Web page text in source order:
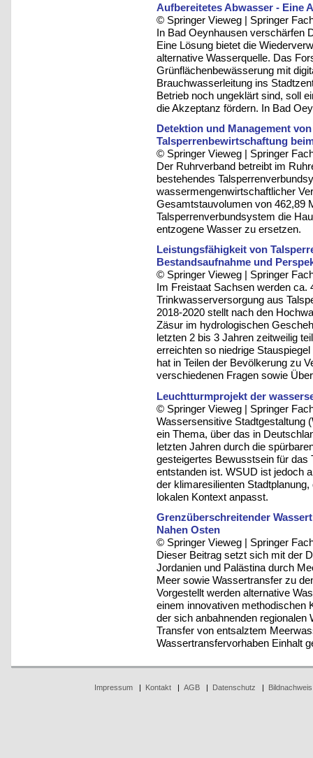
Aufbereitetes Abwasser - Eine
© Springer Vieweg | Springer
In Bad Oeynhausen verschärfen
Eine Lösung bietet die
alternative Wasserquelle. Das
Grünflächenbewässerung mit
Brauchwasserleitung ins
Betrieb noch ungeklärt sind, soll
die Akzeptanz fördern. In Bad
Detektion und Management
Talsperrenbewirtschaftung
© Springer Vieweg | Springer
Der Ruhrverband betreibt im
bestehendes
wassermengenwirtschaftlicher
Gesamtstauvolumen von 462,89
Talsperrenverbundsystem die
entzogene Wasser zu ersetzen.
Leistungsfähigkeit von
Bestandsaufnahme und
© Springer Vieweg | Springer
Im Freistaat Sachsen werden ca.
Trinkwasserversorgung aus
2018-2020 stellt nach den
Zäsur im hydrologischen
letzten 2 bis 3 Jahren zeitweilig
erreichten so niedrige
hat in Teilen der Bevölkerung zu
verschiedenen Fragen sowie
Leuchtturmprojekt der
© Springer Vieweg | Springer
Wassersensitive Stadtgestaltung
ein Thema, über das in
letzten Jahren durch die
gesteigertes Bewusstsein für das
entstanden ist. WSUD ist jedoch
der klimaresilienten
lokalen Kontext anpasst.
Grenzüberschreitender
Nahen Osten
© Springer Vieweg | Springer
Dieser Beitrag setzt sich mit der
Jordanien und Palästina durch
Meer sowie Wassertransfer zu
Vorgestellt werden alternative
einem innovativen methodischen
der sich anbahnenden
Transfer von entsalztem
Wassertransfervorhaben Einhalt
Impressum| Kontakt| AGB| Datenschutz Bildnachweis